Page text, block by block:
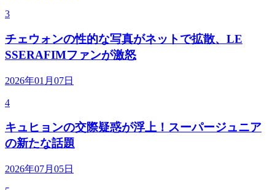
3
チェウォンの性的な写真がネットで拡散、LE
SSERAFIMファンが激怒
2026年01月07日
4
キュヒョンの交際疑惑が浮上！スーパージュニア
の新たな話題
2026年07月05日